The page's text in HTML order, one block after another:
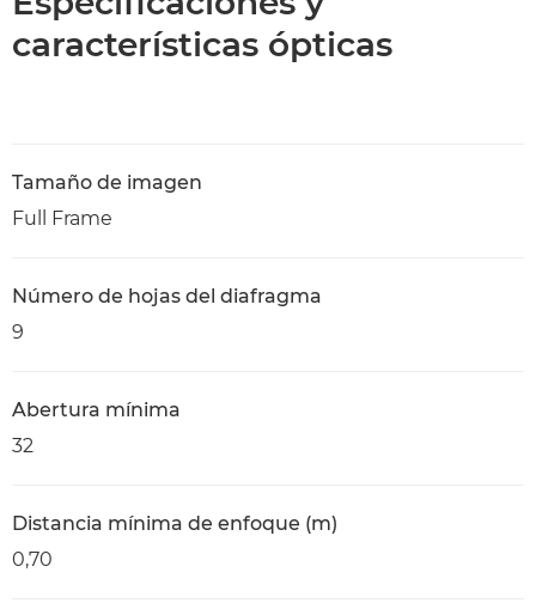
características ópticas
Tamaño de imagen
Full Frame
Número de hojas del diafragma
9
Abertura mínima
32
Distancia mínima de enfoque (m)
0,70